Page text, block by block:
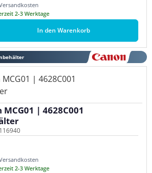
2-3 Werktage
In den Warenkorb
| 4628C001
2-3 Werktage